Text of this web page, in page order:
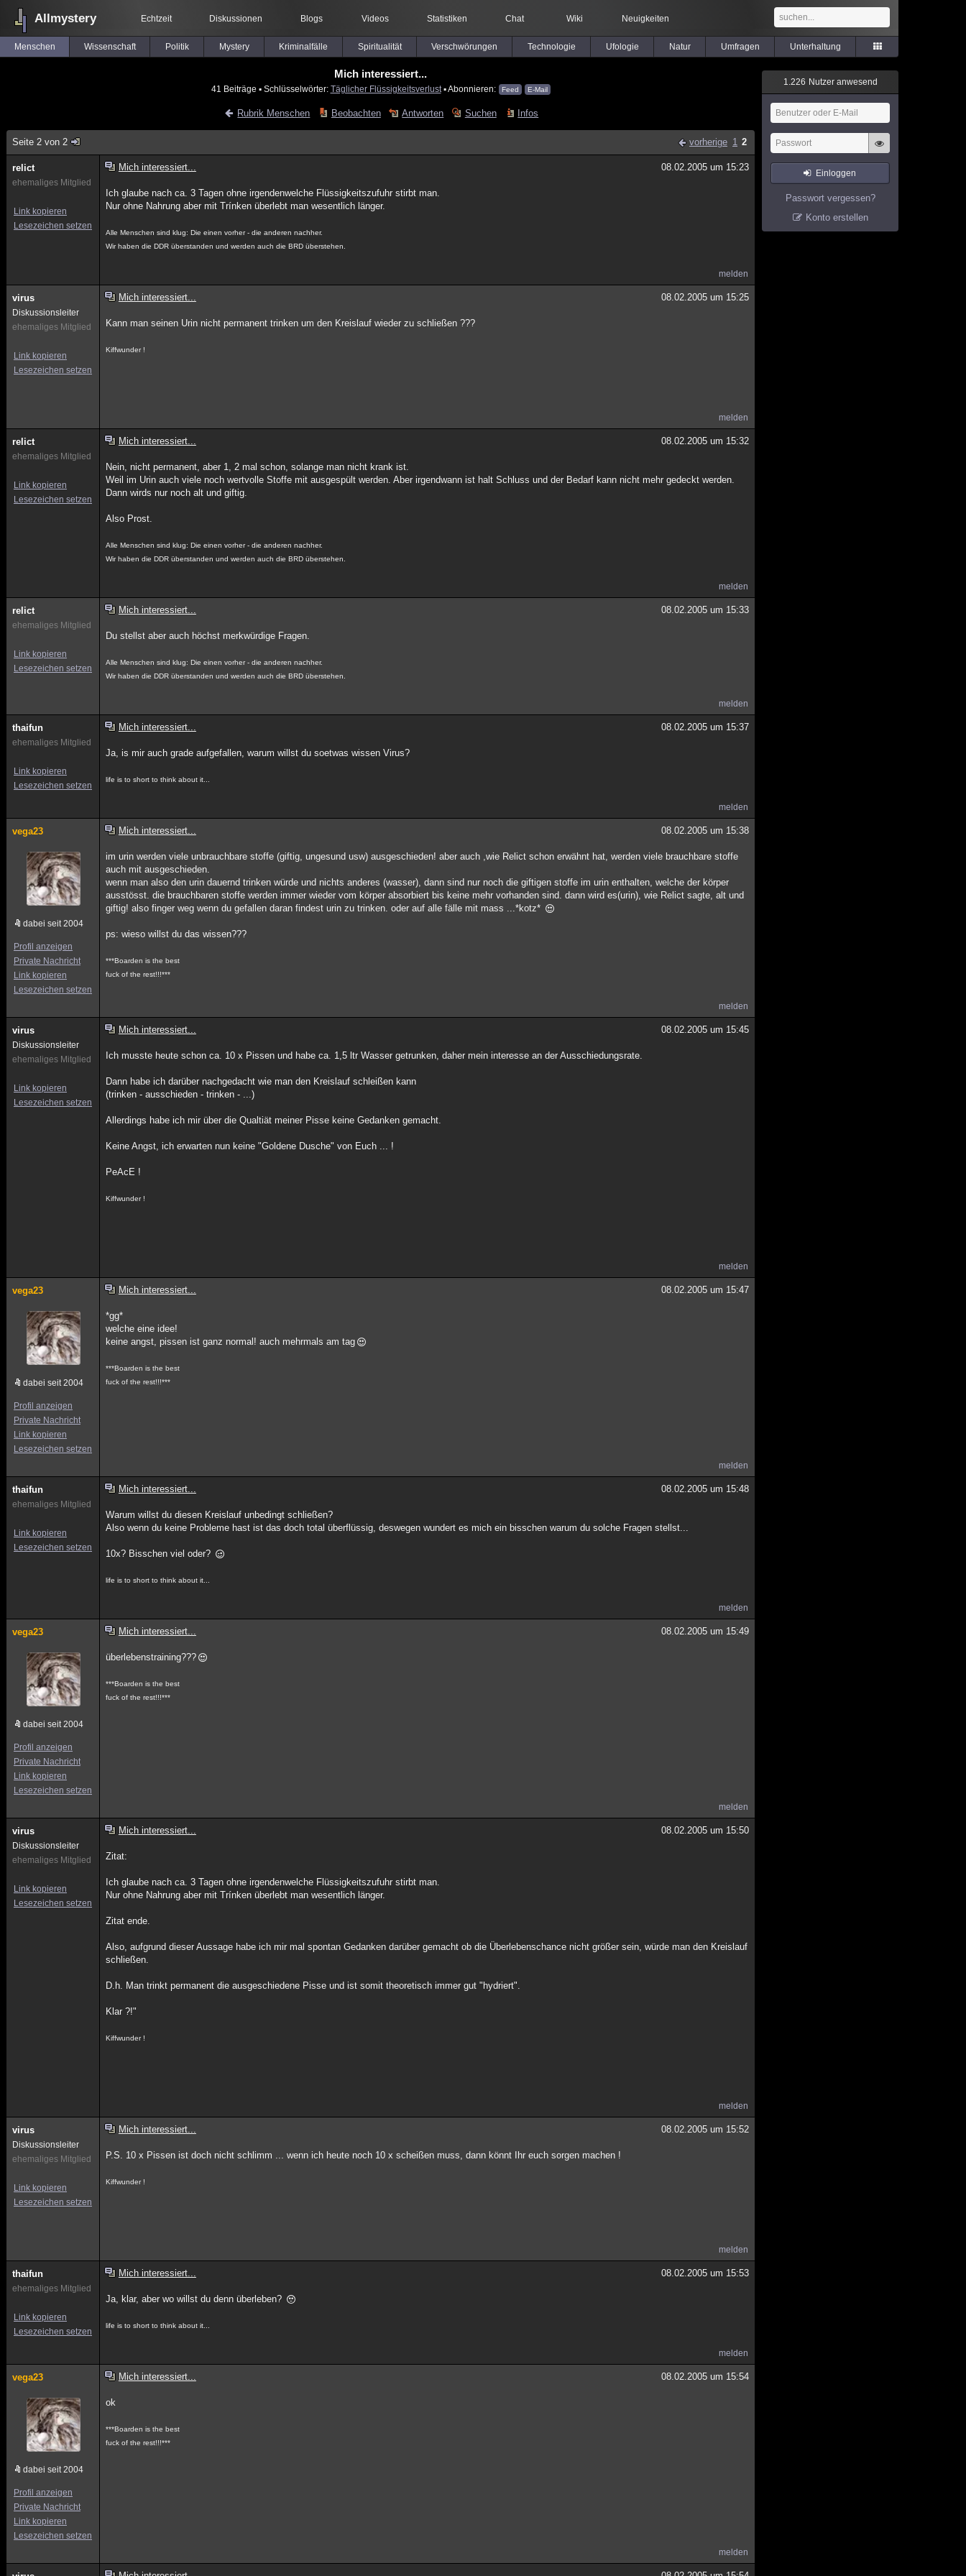
Allmystery Echtzeit Diskussionen Blogs Videos Statistiken Chat Wiki Neuigkeiten
Menschen Wissenschaft Politik Mystery Kriminalfälle Spiritualität Verschwörungen Technologie Ufologie Natur Umfragen Unterhaltung
Mich interessiert...
41 Beiträge ▪ Schlüsselwörter: Täglicher Flüssigkeitsverlust▪ Abonnieren: Feed E-Mail
Rubrik Menschen Beobachten Antworten Suchen Infos
Seite 2 von 2 vorherige 1 2
relict
ehemaliges Mitglied
Link kopieren
Lesezeichen setzen
Mich interessiert... 08.02.2005 um 15:23
Ich glaube nach ca. 3 Tagen ohne irgendenwelche Flüssigkeitszufuhr stirbt man.
Nur ohne Nahrung aber mit Trínken überlebt man wesentlich länger.
Alle Menschen sind klug: Die einen vorher - die anderen nachher.
Wir haben die DDR überstanden und werden auch die BRD überstehen.
melden
virus
Diskussionsleiter
ehemaliges Mitglied
Link kopieren
Lesezeichen setzen
Mich interessiert... 08.02.2005 um 15:25
Kann man seinen Urin nicht permanent trinken um den Kreislauf wieder zu schließen ???
Kiffwunder !
melden
relict
ehemaliges Mitglied
Link kopieren
Lesezeichen setzen
Mich interessiert... 08.02.2005 um 15:32
Nein, nicht permanent, aber 1, 2 mal schon, solange man nicht krank ist.
Weil im Urin auch viele noch wertvolle Stoffe mit ausgespült werden. Aber irgendwann ist halt Schluss und der Bedarf kann nicht mehr gedeckt werden.
Dann wirds nur noch alt und giftig.
Also Prost.
Alle Menschen sind klug: Die einen vorher - die anderen nachher.
Wir haben die DDR überstanden und werden auch die BRD überstehen.
melden
relict
ehemaliges Mitglied
Link kopieren
Lesezeichen setzen
Mich interessiert... 08.02.2005 um 15:33
Du stellst aber auch höchst merkwürdige Fragen.
Alle Menschen sind klug: Die einen vorher - die anderen nachher.
Wir haben die DDR überstanden und werden auch die BRD überstehen.
melden
thaifun
ehemaliges Mitglied
Link kopieren
Lesezeichen setzen
Mich interessiert... 08.02.2005 um 15:37
Ja, is mir auch grade aufgefallen, warum willst du soetwas wissen Virus?
life is to short to think about it...
melden
vega23
dabei seit 2004
Profil anzeigen
Private Nachricht
Link kopieren
Lesezeichen setzen
Mich interessiert... 08.02.2005 um 15:38
im urin werden viele unbrauchbare stoffe (giftig, ungesund usw) ausgeschieden! aber auch ,wie Relict schon erwähnt hat, werden viele brauchbare stoffe
auch mit ausgeschieden.
wenn man also den urin dauernd trinken würde und nichts anderes (wasser), dann sind nur noch die giftigen stoffe im urin enthalten, welche der körper
ausstösst. die brauchbaren stoffe werden immer wieder vom körper absorbiert bis keine mehr vorhanden sind. dann wird es(urin), wie Relict sagte, alt und
giftig! also finger weg wenn du gefallen daran findest urin zu trinken. oder auf alle fälle mit mass ...*kotz*
ps: wieso willst du das wissen???
***Boarden is the best
fuck of the rest!!!***
melden
virus
Diskussionsleiter
ehemaliges Mitglied
Link kopieren
Lesezeichen setzen
Mich interessiert... 08.02.2005 um 15:45
Ich musste heute schon ca. 10 x Pissen und habe ca. 1,5 ltr Wasser getrunken, daher mein interesse an der Ausschiedungsrate.
Dann habe ich darüber nachgedacht wie man den Kreislauf schleißen kann
(trinken - ausschieden - trinken - ...)
Allerdings habe ich mir über die Qualtiät meiner Pisse keine Gedanken gemacht.
Keine Angst, ich erwarten nun keine "Goldene Dusche" von Euch ... !
PeAcE !
Kiffwunder !
melden
vega23
dabei seit 2004
Profil anzeigen
Private Nachricht
Link kopieren
Lesezeichen setzen
Mich interessiert... 08.02.2005 um 15:47
*gg*
welche eine idee!
keine angst, pissen ist ganz normal! auch mehrmals am tag
***Boarden is the best
fuck of the rest!!!***
melden
thaifun
ehemaliges Mitglied
Link kopieren
Lesezeichen setzen
Mich interessiert... 08.02.2005 um 15:48
Warum willst du diesen Kreislauf unbedingt schließen?
Also wenn du keine Probleme hast ist das doch total überflüssig, deswegen wundert es mich ein bisschen warum du solche Fragen stellst...
10x? Bisschen viel oder?
life is to short to think about it...
melden
vega23
dabei seit 2004
Profil anzeigen
Private Nachricht
Link kopieren
Lesezeichen setzen
Mich interessiert... 08.02.2005 um 15:49
überlebenstraining???
***Boarden is the best
fuck of the rest!!!***
melden
virus
Diskussionsleiter
ehemaliges Mitglied
Link kopieren
Lesezeichen setzen
Mich interessiert... 08.02.2005 um 15:50
Zitat:
Ich glaube nach ca. 3 Tagen ohne irgendenwelche Flüssigkeitszufuhr stirbt man.
Nur ohne Nahrung aber mit Trínken überlebt man wesentlich länger.
Zitat ende.
Also, aufgrund dieser Aussage habe ich mir mal spontan Gedanken darüber gemacht ob die Überlebenschance nicht größer sein, würde man den Kreislauf
schließen.
D.h. Man trinkt permanent die ausgeschiedene Pisse und ist somit theoretisch immer gut "hydriert".
Klar ?!"
Kiffwunder !
melden
virus
Diskussionsleiter
ehemaliges Mitglied
Link kopieren
Lesezeichen setzen
Mich interessiert... 08.02.2005 um 15:52
P.S. 10 x Pissen ist doch nicht schlimm ... wenn ich heute noch 10 x scheißen muss, dann könnt Ihr euch sorgen machen !
Kiffwunder !
melden
thaifun
ehemaliges Mitglied
Link kopieren
Lesezeichen setzen
Mich interessiert... 08.02.2005 um 15:53
Ja, klar, aber wo willst du denn überleben?
life is to short to think about it...
melden
vega23
dabei seit 2004
Profil anzeigen
Private Nachricht
Link kopieren
Lesezeichen setzen
Mich interessiert... 08.02.2005 um 15:54
ok
***Boarden is the best
fuck of the rest!!!***
melden
1.226 Nutzer anwesend
Einloggen
Passwort vergessen?
Konto erstellen